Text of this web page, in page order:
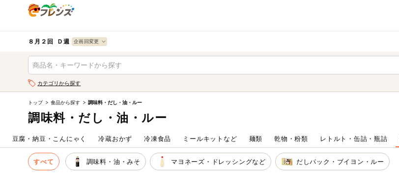
ログイン
生協加入はこちら
eフレンズとは
登録から開始まで
８月２回 Ｄ週
果物
肉・ハム・ソ
ーセージ
魚介・加工品
米・雑穀など
果物すべて
カテゴリから探す
検索条件を指定してください。全項目に条件を指定しなくても検索できます。
キーワード
キーワードをすべて含む
いずれかのキーワードを含む
メーカー名
トップ 食品から探す 調味料・だし・油・ルー
調味料・だし・油・ルー
豆腐・納豆・こんにゃく 冷蔵おかず 冷凍食品 ミールキットなど 麺類 乾物・粉類 レトルト・缶詰・瓶詰
すべて 調味料・油・みそ マヨネーズ・ドレッシングなど だしパック・ブイヨン・ルー